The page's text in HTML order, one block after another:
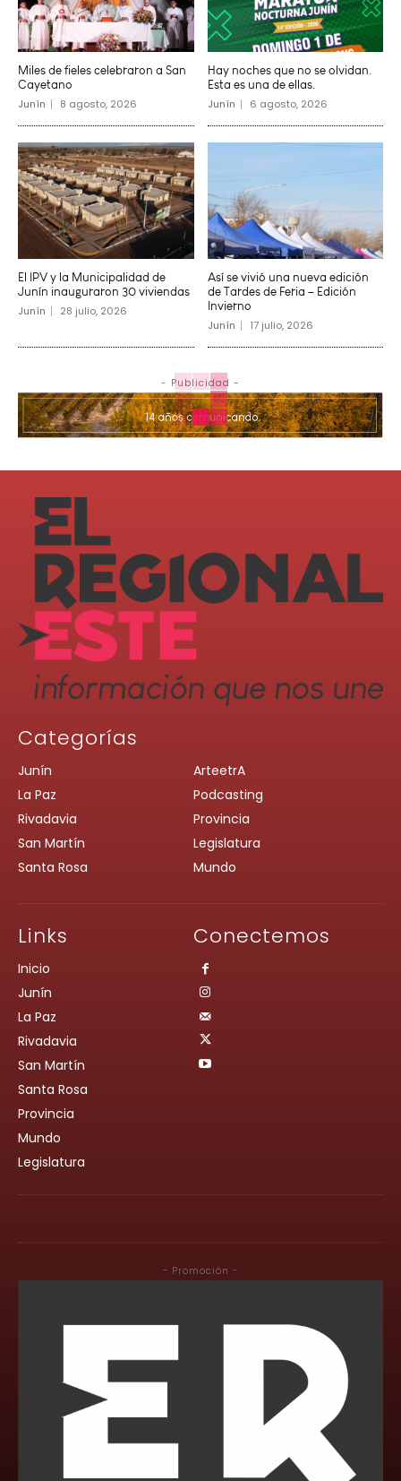
Miles de fieles celebraron a San
Cayetano
Junín 8 agosto, 2026
Hay noches que no se olvidan.
Esta es una de ellas.
Junín 6 agosto, 2026
El IPV y la Municipalidad de
Junín inauguraron 30 viviendas
Junín 28 julio, 2026
Así se vivió una nueva edición
de Tardes de Feria – Edición
Invierno
Junín 17 julio, 2026
- Publicidad -
Categorías
Junín
La Paz
Rivadavia
San Martín
Santa Rosa
ArteetrA
Podcasting
Provincia
Legislatura
Mundo
Links
Inicio
Junín
La Paz
Rivadavia
San Martín
Santa Rosa
Provincia
Mundo
Legislatura
Conectemos
- Promoción -